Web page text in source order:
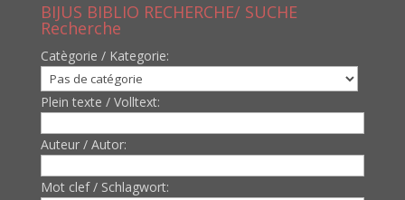
BIJUS BIBLIO RECHERCHE/ SUCHE
Recherche
Catègorie / Kategorie:
Plein texte / Volltext:
Auteur / Autor:
Mot clef / Schlagwort: